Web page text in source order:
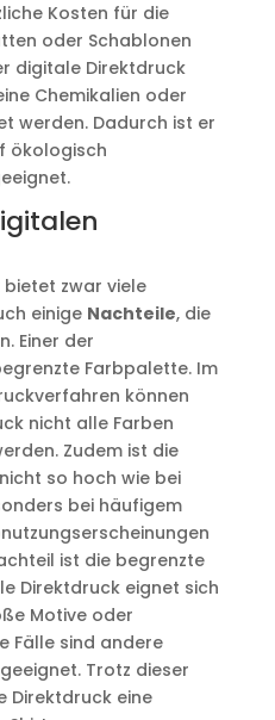
Kosten für die
oder Schablonen
digitale Direktdruck
Chemikalien oder
werden. Dadurch ist er
ökologisch
zwar viele
einige Nachteile, die
Einer der
Farbpalette. Im
können
nicht alle Farben
Zudem ist die
so hoch wie bei
bei häufigem
ist die begrenzte
Direktdruck eignet sich
Motive oder
Fälle sind andere
Trotz dieser
Direktdruck eine